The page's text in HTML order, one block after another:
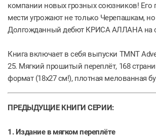
компании новых грозных союзников! Его
мести угрожают не только Черепашкам,
Долгожданный дебют КРИСА АЛЛАНА на
Книга включает в себя выпуски TMNT
25. Мягкий прошитый переплёт, 168
формат (18х27 см!), плотная мелованная
ПРЕДЫДУЩИЕ КНИГИ СЕРИИ:
1. Издание в мягком переплёте